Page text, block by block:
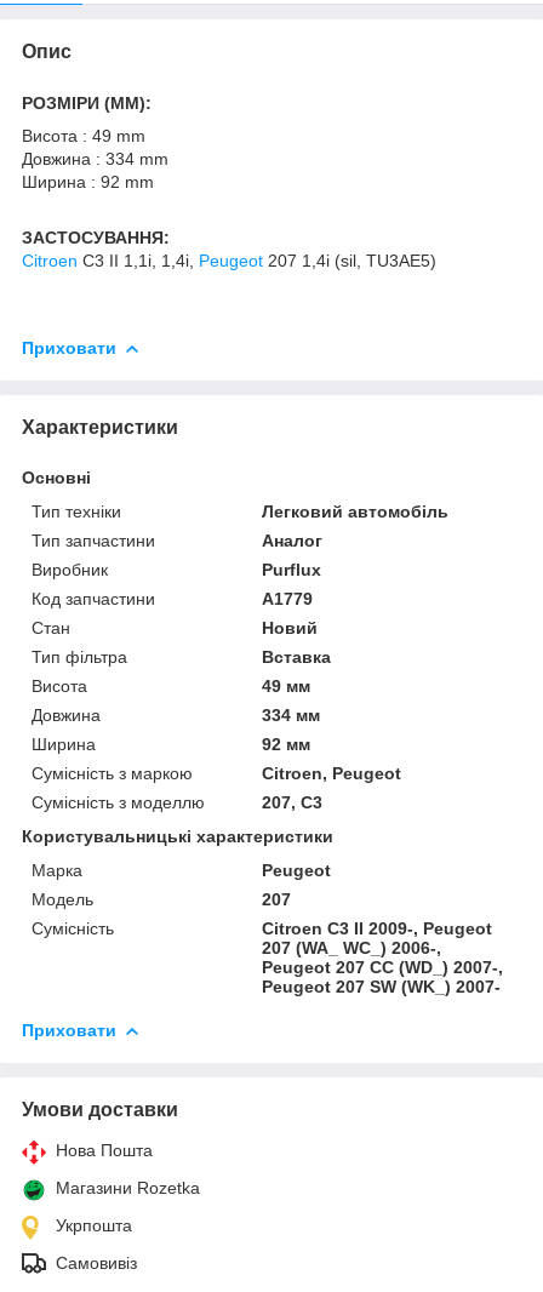
Опис
РОЗМІРИ (MM):
Висота : 49 mm
Довжина : 334 mm
Ширина : 92 mm
ЗАСТОСУВАННЯ:
Citroen C3 II 1,1i, 1,4i, Peugeot 207 1,4i (sil, TU3AE5)
Приховати
Характеристики
Основні
Тип техніки
Легковий автомобіль
Тип запчастини
Аналог
Виробник
Purflux
Код запчастини
A1779
Стан
Новий
Тип фільтра
Вставка
Висота
49 мм
Довжина
334 мм
Ширина
92 мм
Сумісність з маркою
Citroen, Peugeot
Сумісність з моделлю
207, C3
Користувальницькі характеристики
Марка
Peugeot
Модель
207
Сумісність
Citroen C3 II 2009-, Peugeot
207 (WA_ WC_) 2006-,
Peugeot 207 CC (WD_) 2007-,
Peugeot 207 SW (WK_) 2007-
Приховати
Умови доставки
Нова Пошта
Магазини Rozetka
Укрпошта
Самовивіз